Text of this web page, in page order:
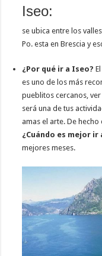
Iseo:
se ubica entre los
Po. esta en Brescia y
¿Por qué ir a Iseo?
es uno de los más
pueblitos cercanos,
será una de tus
amas el arte. De
¿Cuándo es mejor ir
mejores meses.